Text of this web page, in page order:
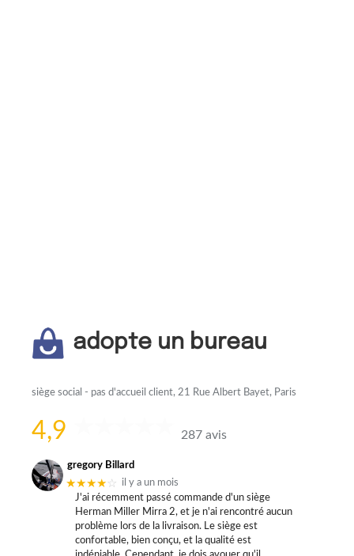
adopte un bureau
siège social - pas d'accueil client, 21 Rue Albert Bayet, Paris
4,9 287 avis
gregory Billard
★★★★☆
il y a un mois
J'ai récemment passé commande d'un siège
Herman Miller Mirra 2, et je n'ai rencontré aucun
problème lors de la livraison. Le siège est
confortable, bien conçu, et la qualité est